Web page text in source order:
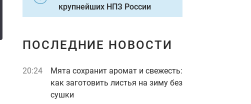
крупнейших НПЗ России
ПОСЛЕДНИЕ НОВОСТИ
20:24
Мята сохранит аромат и свежесть:
как заготовить листья на зиму без
сушки